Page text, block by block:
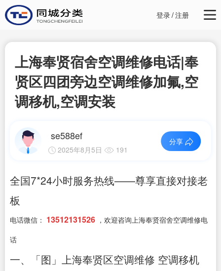
登录/注册
上海奉贤宿舍空调维修电话|奉
贤区四团旁边空调维修加氟,空
调移机,空调安装
se588ef
2025年8月5日 191
分享
全国7*24小时服务热线——尊享直接对接老
板
电话微信： 13512131526 ，欢迎咨询上海奉贤宿舍空调维修电
话
一、「图」上海奉贤区空调维修 空调移机